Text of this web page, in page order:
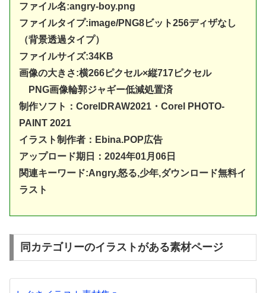
ファイル名:angry-boy.png
ファイルタイプ:image/PNG8ビット256ディザなし
（背景透過タイプ）
ファイルサイズ:34KB
画像の大きさ:横266ピクセル×縦717ピクセル
PNG画像輪郭ジャギー低減処置済
制作ソフト： CorelDRAW2021・Corel PHOTO-
PAINT 2021
イラスト制作者：Ebina.POP広告
アップロード期日：2024年01月06日
関連キーワード:Angry,怒る,少年,ダウンロード無料イ
ラスト
同カテゴリーのイラストがある素材ページ